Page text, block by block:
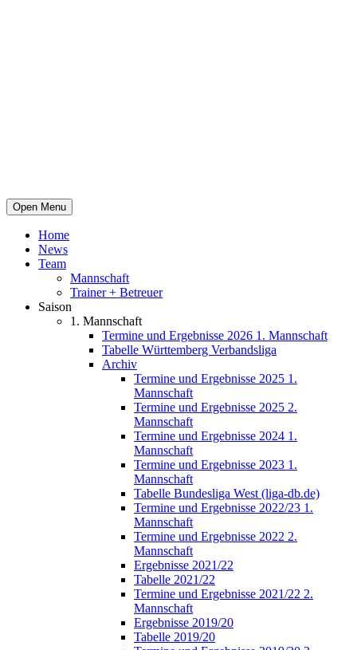
Open Menu
Home
News
Team
Mannschaft
Trainer + Betreuer
Saison
1. Mannschaft
Termine und Ergebnisse 2026 1. Mannschaft
Tabelle Württemberg Verbandsliga
Archiv
Termine und Ergebnisse 2025 1.
Mannschaft
Termine und Ergebnisse 2025 2.
Mannschaft
Termine und Ergebnisse 2024 1.
Mannschaft
Termine und Ergebnisse 2023 1.
Mannschaft
Tabelle Bundesliga West (liga-db.de)
Termine und Ergebnisse 2022/23 1.
Mannschaft
Termine und Ergebnisse 2022 2.
Mannschaft
Ergebnisse 2021/22
Tabelle 2021/22
Termine und Ergebnisse 2021/22 2.
Mannschaft
Ergebnisse 2019/20
Tabelle 2019/20